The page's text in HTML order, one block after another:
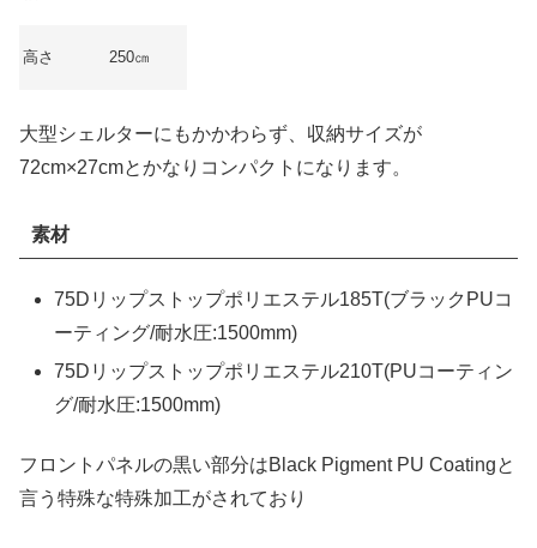
高さ 250㎝
大型シェルターにもかかわらず、収納サイズが
72cm×27cmとかなりコンパクトになります。
素材
75Dリップストップポリエステル185T(ブラックPUコ
ーティング/耐水圧:1500mm)
75Dリップストップポリエステル210T(PUコーティン
グ/耐水圧:1500mm)
フロントパネルの黒い部分はBlack Pigment PU Coatingと
言う特殊な特殊加工がされており